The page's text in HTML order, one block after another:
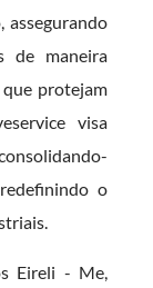
assegurando
de maneira
protejam
visa
o
Eireli - Me,